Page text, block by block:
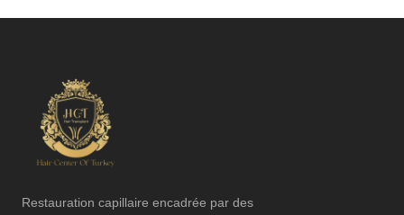
Restauration capillaire encadrée par des